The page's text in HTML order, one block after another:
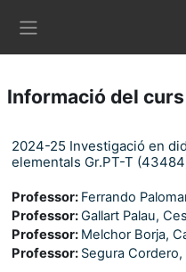
Informació del curs
2024-25 Investigació en
elementals Gr.PT-T
Professor: Ferrando
Professor:Gallart Palau,
Professor: Melchor Borja,
Professor: Segura